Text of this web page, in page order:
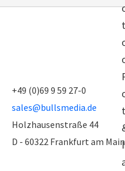
+49 (0)69 9 59 27-0
sales@bullsmedia.de
Holzhausenstraße 44
D - 60322 Frankfurt am Main